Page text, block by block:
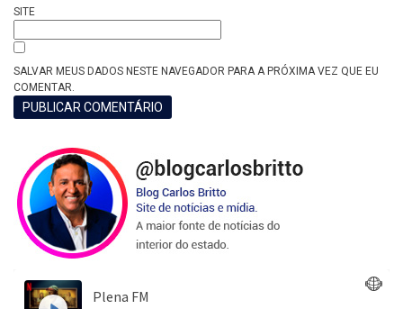
SITE
SALVAR MEUS DADOS NESTE NAVEGADOR PARA A PRÓXIMA VEZ QUE EU
COMENTAR.